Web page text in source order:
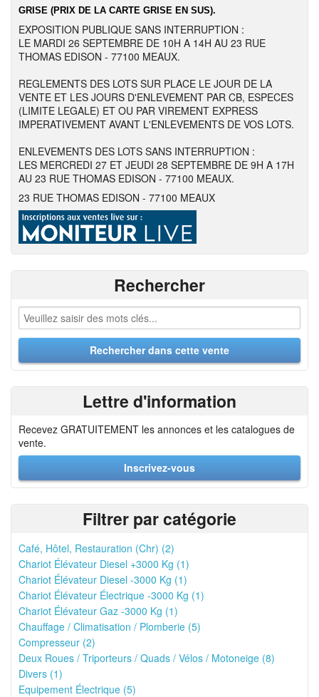
GRISE (PRIX DE LA CARTE GRISE EN SUS).
EXPOSITION PUBLIQUE SANS INTERRUPTION :
LE MARDI 26 SEPTEMBRE DE 10H A 14H AU 23 RUE
THOMAS EDISON - 77100 MEAUX.
REGLEMENTS DES LOTS SUR PLACE LE JOUR DE LA
VENTE ET LES JOURS D'ENLEVEMENT PAR CB, ESPECES
(LIMITE LEGALE) ET OU PAR VIREMENT EXPRESS
IMPERATIVEMENT AVANT L'ENLEVEMENTS DE VOS LOTS.
ENLEVEMENTS DES LOTS SANS INTERRUPTION :
LES MERCREDI 27 ET JEUDI 28 SEPTEMBRE DE 9H A 17H
AU 23 RUE THOMAS EDISON - 77100 MEAUX.
23 RUE THOMAS EDISON - 77100 MEAUX
Rechercher
Lettre d'information
Recevez GRATUITEMENT les annonces et les catalogues de
vente.
Inscrivez-vous
Filtrer par catégorie
Café, Hôtel, Restauration (Chr) (2)
Chariot Élévateur Diesel +3000 Kg (1)
Chariot Élévateur Diesel -3000 Kg (1)
Chariot Élévateur Électrique -3000 Kg (1)
Chariot Élévateur Gaz -3000 Kg (1)
Chauffage / Climatisation / Plomberie (5)
Compresseur (2)
Deux Roues / Triporteurs / Quads / Vélos / Motoneige (8)
Divers (1)
Equipement Électrique (5)